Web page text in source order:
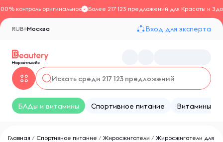
контроль оригинальностиБолее 217 123 предложений для Красоты и
Москва
RUB Вход для эксперта
БАДы и витамины Спортивное питание Витамины
Главная / Спортивное питание / Жиросжигатели / Жиросжигатели для